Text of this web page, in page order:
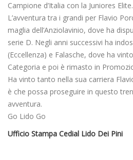
Campione d’Italia con la Juniores Elite.
L’avventura tra i grandi per Flavio
maglia dell’Anziolavinio, dove ha
serie D. Negli anni successivi ha
(Eccellenza) e Falasche, dove ha
Categoria e poi è rimasto in
Ha vinto tanto nella sua carriera
è che possa proseguire in questo
avventura.
Go Lido Go
Ufficio Stampa Cedial Lido Dei Pini